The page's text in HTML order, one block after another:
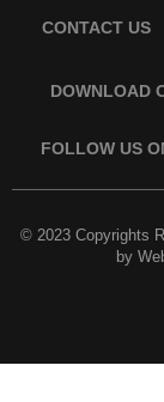
CONTACT US
DOWNLOAD
FOLLOW US
© 2023 Copyrights
by